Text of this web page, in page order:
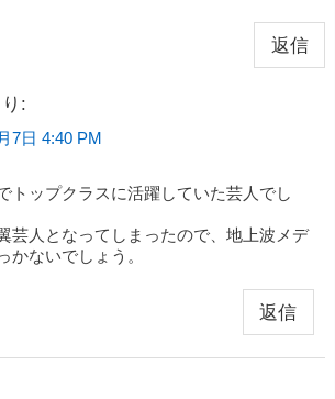
返信
:
7日 4:40 PM
トップクラスに活躍していた芸人でし
芸人となってしまったので、地上波メデ
かないでしょう。
返信